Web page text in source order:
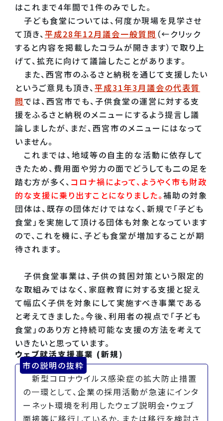
はこれまで4年間で1件のみでした。
子ども食堂については、何度か現場を見学させ
て頂き、 平成28年12月議会一般質問 （←クリック
すると内容を掲載したコラムが開きます）で取り上
げて、拡充に向けて議論したことがあります。
また、西宮市のふるさと納税を通じて支援したい
というご意見も頂き、 平成31年3月議会の代表質
問では、西宮市でも、子供食堂の運営に対する支
援をふるさと納税のメニューにするよう提言し議
論しましたが、まだ、西宮市のメニューにはなって
いません。
これまでは、地域等の自主的な活動に依存して
きたため、費用面や労力の面でどうしても二の足を
踏む方が多く、 コロナ禍によって、ようやく市も財政
的な支援に乗り出すことになりました。補助の対象
団体は、既存の団体だけではなく、新規で「子ども
食堂」を実施して頂ける団体も対象となっています
ので、これを機に、子ども食堂が増加することが期
待されます。
子供食堂事業は、子供の貧困対策という限定的
な取組みではなく、家庭教育に対する支援と捉え
て幅広く子供を対象にして実施すべき事業である
と考えてきました。今後、利用者の視点で「子ども
食堂」のあり方と持続可能な支援の方法を考えて
いきたいと思っています。
ウェブ就活支援事業 (新規)
市の説明の抜粋
新型コロナウイルス感染症の拡大防止措置
の一環として、企業の採用活動が急速にインタ
ーネット環境を利用したウェブ説明会・ウェブ
面接等に移行しているか、または移行を検討さ